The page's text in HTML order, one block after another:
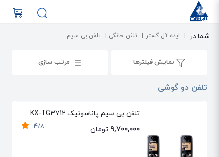
شما در: ایده آل گستر تلفن خانگی تلفن بی سیم
نمایش فیلترها
تلفن دو گوشی
تلفن بی سیم پاناسونیک KX-TG3712
4/8 9,700,000 تومان